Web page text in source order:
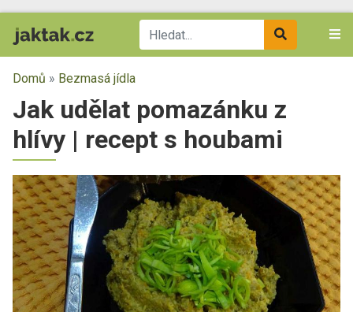
Domů » Bezmasá jídla
Jak udělat pomazánku z
hlívy | recept s houbami